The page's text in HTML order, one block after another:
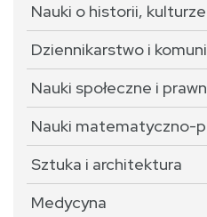
Nauki o historii,
Dziennikarstwo i
Nauki społeczne i
Nauki matematyczno-
Sztuka i architektura
Medycyna